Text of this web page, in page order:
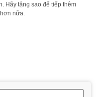
Hãy tặng sao để tiếp thêm
nữa.